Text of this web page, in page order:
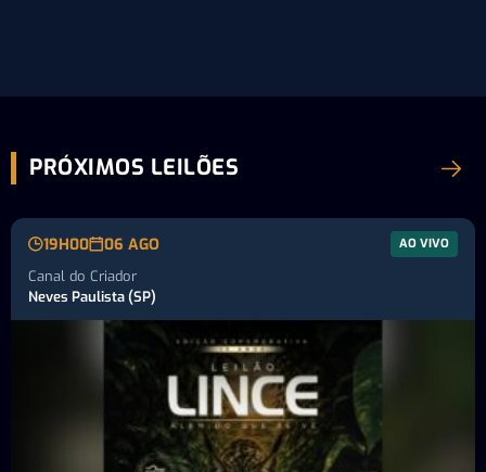
PRÓXIMOS LEILÕES
19H00 06 AGO AO VIVO
Canal do Criador
Neves Paulista (SP)